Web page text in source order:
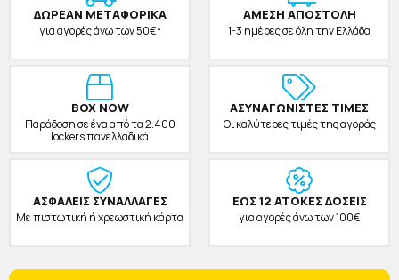
ΔΩΡΕAΝ ΜΕΤΑΦΟΡΙΚΑ
για αγορές άνω των 50€*
ΑΜΕΣΗ ΑΠΟΣΤΟΛΗ
1-3 ημέρες σε όλη την Ελλάδα
BOX NOW
Παράδοση σε ένα από τα 2.400
lockers πανελλαδικά
ΑΣΥΝΑΓΩΝΙΣΤΕΣ ΤΙΜΕΣ
Οι καλύτερες τιμές της αγοράς
ΑΣΦΑΛΕΙΣ ΣΥΝΑΛΛΑΓΕΣ
Με πιστωτική ή χρεωστική κάρτα
ΕΩΣ 12 ΑΤΟΚΕΣ ΔΟΣΕΙΣ
για αγορές άνω των 100€